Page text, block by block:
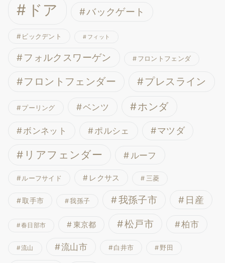
ドア バックゲート
ビックデント フィット
フォルクスワーゲン フロントフェンダ
フロントフェンダー プレスライン
プーリング ベンツ ホンダ
ボンネット ポルシェ マツダ
リアフェンダー ルーフ
ルーフサイド レクサス 三菱
取手市 我孫子 我孫子市 日産
春日部市 東京都 松戸市 柏市
流山 流山市 白井市 野田